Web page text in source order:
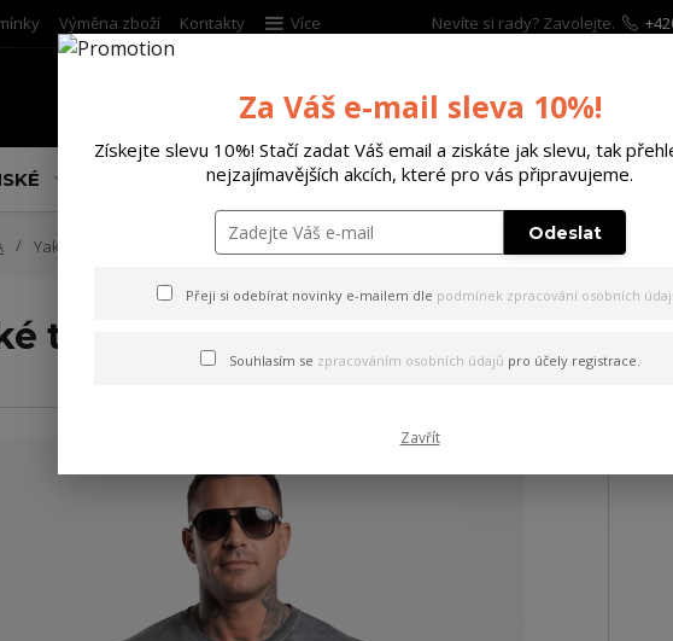
Výměna zboží Kontakty Více Nevíte si rady? Zavolejte.
DOPLŇKY DÁRKOVÉ POUKAZY
Yakuza pánské tričko Checkmate Allover Acid Regular T-Shirt black S
tričko Checkmate Allover Acid
Za Váš e-mail sleva 10%!
Získejte slevu 10%! Stačí zadat Váš email a ziskáte jak slevu, tak
nejzajímavějších akcích, které pro vás připravujeme.
Odeslat
Přeji si odebírat novinky e-mailem dle podmínek zpracování osobních
Souhlasím se zpracováním osobních údajů pro účely registrace.
Zavřít